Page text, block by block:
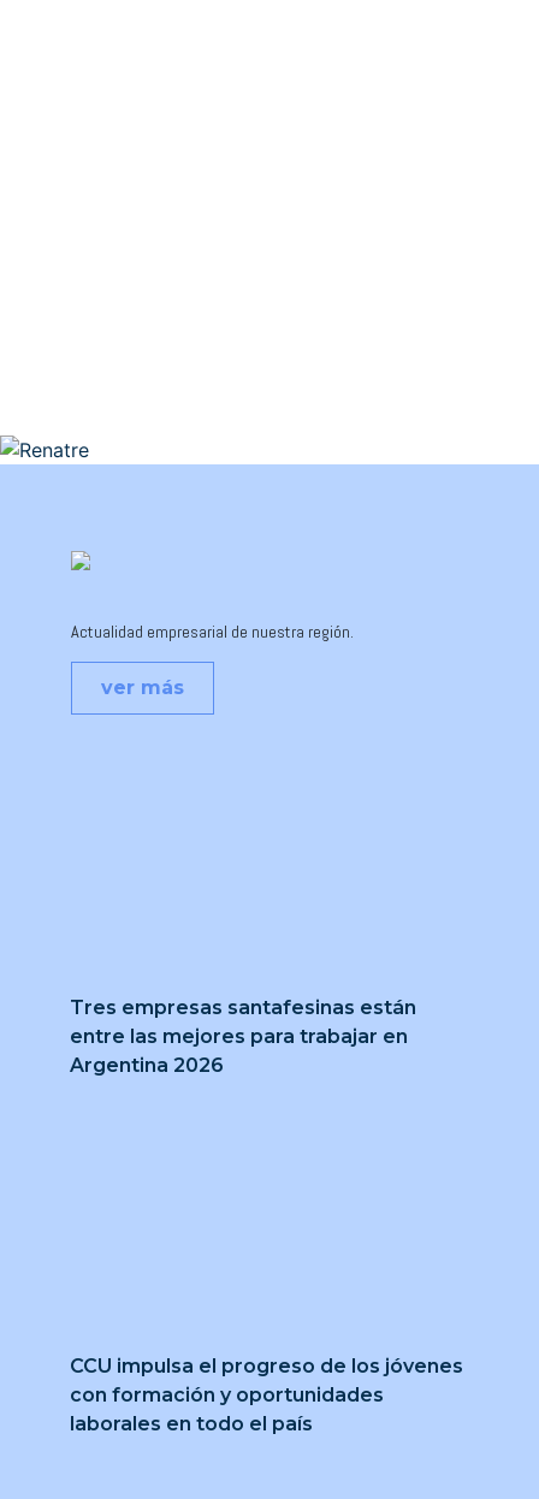
Tres empresas santafesinas están
entre las mejores para trabajar en
Argentina 2026
CCU impulsa el progreso de los jóvenes
con formación y oportunidades
laborales en todo el país
Actualidad empresarial de nuestra región.
ver más